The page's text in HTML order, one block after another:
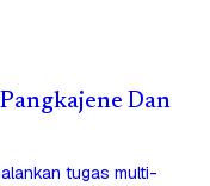
Dan
tugas multi-